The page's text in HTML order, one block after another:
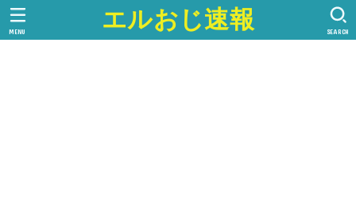
エルおじ速報 SEARCH
MENU